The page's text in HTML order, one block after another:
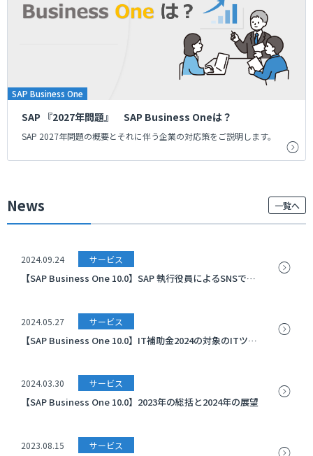
SAP Business One
SAP 『2027年問題』 SAP Business Oneは？
SAP 2027年問題の概要とそれに伴う企業の対応策をご説明します。
News 一覧へ
2024.09.24 サービス
【SAP Business One 10.0】SAP 執行役員によるSNSでの声明
2024.05.27 サービス
【SAP Business One 10.0】IT補助金2024の対象のITツールに登録されました
2024.03.30 サービス
【SAP Business One 10.0】2023年の総括と2024年の展望
2023.08.15 サービス